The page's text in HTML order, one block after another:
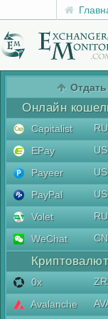
Отдать
Онлайн
Capitalist
EPay
Payeer
PayPal
Volet
WeChat
0x
Avalanche